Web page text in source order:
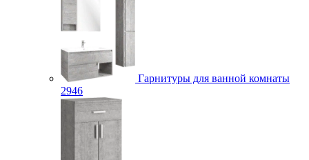
Гарнитуры для ванной комнаты
2946